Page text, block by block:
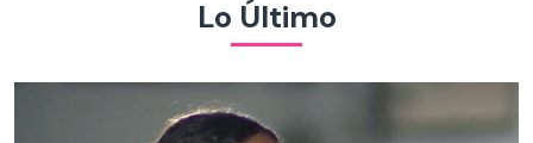
Lo Último